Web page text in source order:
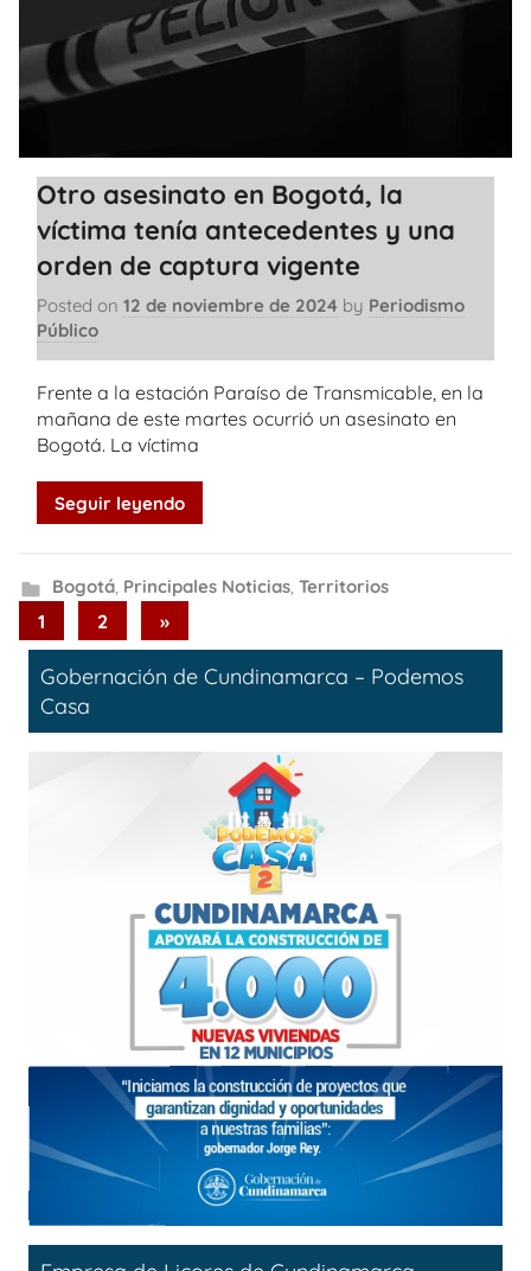
Otro asesinato en Bogotá, la
víctima tenía antecedentes y una
orden de captura vigente
Posted on 12 de noviembre de 2024 by Periodismo
Público
Frente a la estación Paraíso de Transmicable, en la
mañana de este martes ocurrió un asesinato en
Bogotá. La víctima
Seguir leyendo
Bogotá, Principales Noticias, Territorios
Paginación
de
entradas
1 2
Next
Posts
»
Gobernación de Cundinamarca – Podemos
Casa